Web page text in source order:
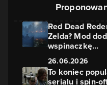
Red Dead
Zelda? Mod
wspinaczkę...
26.06.2026
To koniec
serialu i spin-